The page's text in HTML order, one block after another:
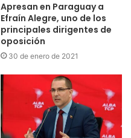
Apresan en Paraguay a
Efraín Alegre, uno de los
principales dirigentes de
oposición
30 de enero de 2021